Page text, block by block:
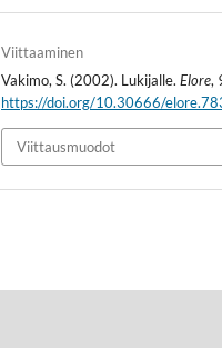
Viittaaminen
Vakimo, S. (2002). Lukijalle.Elore,
https://doi.org/10.30666/
Viittausmuodot